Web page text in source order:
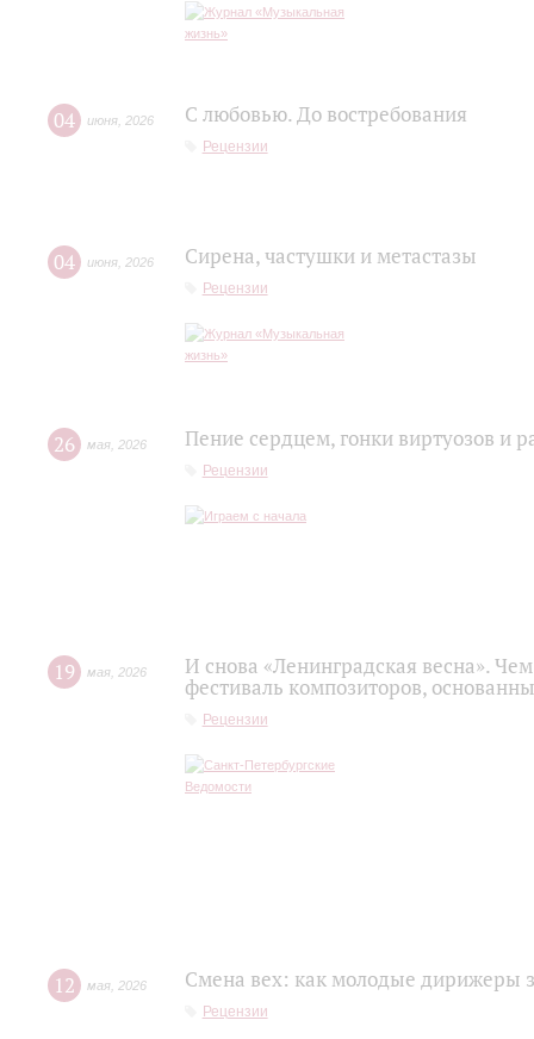
04 июня 2026 С любовью. До востребования
Рецензии
04 июня 2026 Сирена, частушки и метастазы
Рецензии
26 мая 2026 Пение сердцем, гонки виртуозов и
Рецензии
19 мая 2026
И снова «Ленинградская весна».
фестиваль композиторов,
Рецензии
12 мая 2026 Смена вех: как молодые дирижеры
Рецензии